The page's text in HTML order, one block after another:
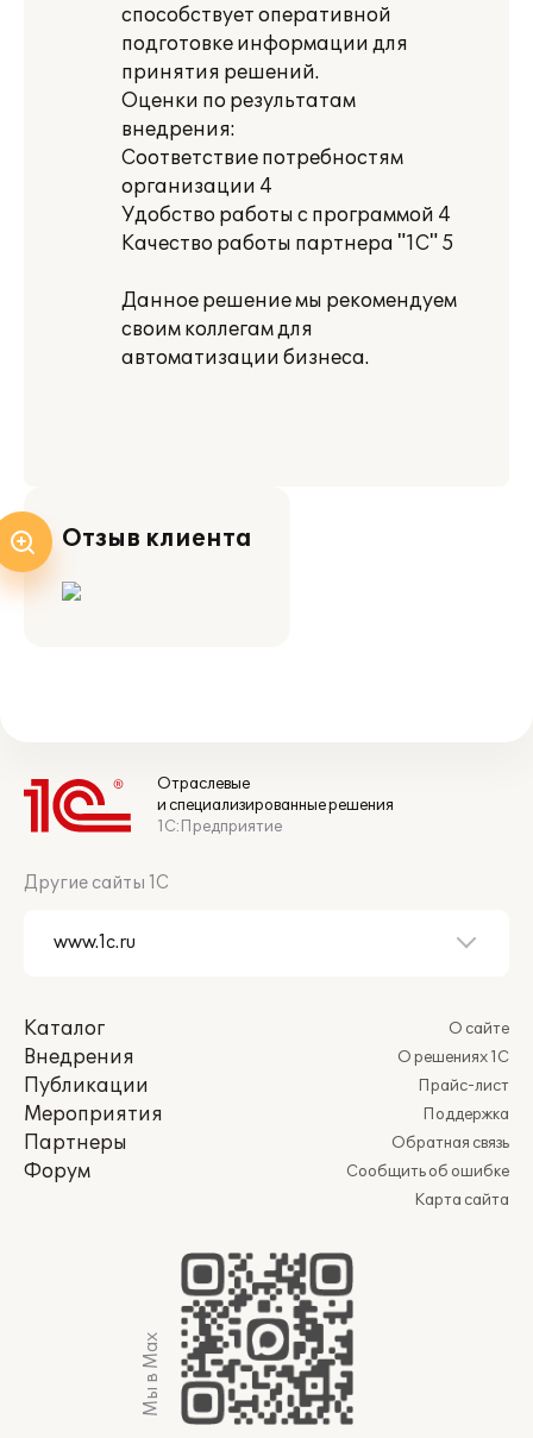
способствует оперативной
подготовке информации для
принятия решений.
Оценки по результатам
внедрения:
Соответствие потребностям
организации 4
Удобство работы с программой 4
Качество работы партнера "1С" 5
Данное решение мы рекомендуем
своим коллегам для
автоматизации бизнеса.
Отзыв клиента
Отраслевые
и специализированные решения
1С:Предприятие
Другие сайты 1С
Каталог
Внедрения
Публикации
Мероприятия
Партнеры
Форум
О сайте
О решениях 1С
Прайс-лист
Поддержка
Обратная связь
Сообщить об ошибке
Карта сайта
Мы в Max